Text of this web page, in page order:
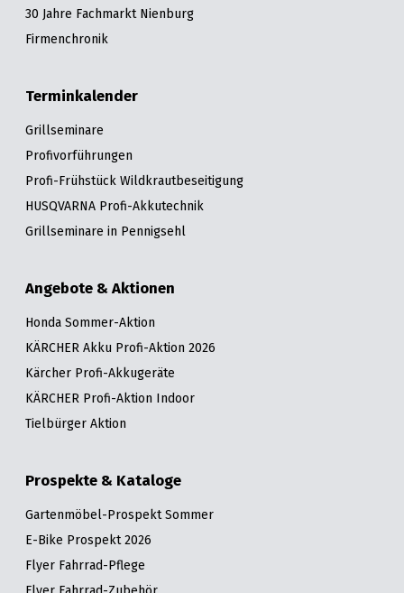
30 Jahre Fachmarkt Nienburg
Firmenchronik
Terminkalender
Grillseminare
Profivorführungen
Profi-Frühstück Wildkrautbeseitigung
HUSQVARNA Profi-Akkutechnik
Grillseminare in Pennigsehl
Angebote & Aktionen
Honda Sommer-Aktion
KÄRCHER Akku Profi-Aktion 2026
Kärcher Profi-Akkugeräte
KÄRCHER Profi-Aktion Indoor
Tielbürger Aktion
Prospekte & Kataloge
Gartenmöbel-Prospekt Sommer
E-Bike Prospekt 2026
Flyer Fahrrad-Pflege